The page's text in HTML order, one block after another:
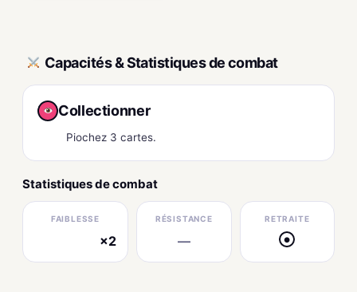
Capacités & Statistiques de combat
Collectionner
Piochez 3 cartes.
Statistiques de combat
FAIBLESSE
×2
RÉSISTANCE
—
RETRAITE
●